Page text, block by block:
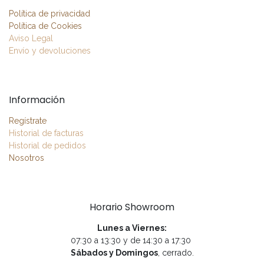
Política de privacidad
Política de Cookies
Aviso Legal
Envío y devoluciones
Información
Regístrate
Historial de facturas
Historial de pedidos
Nosotros
Horario Showroom
Lunes a Viernes:
07:30 a 13:30 y de 14:30 a 17:30
Sábados y Domingos, cerrado.